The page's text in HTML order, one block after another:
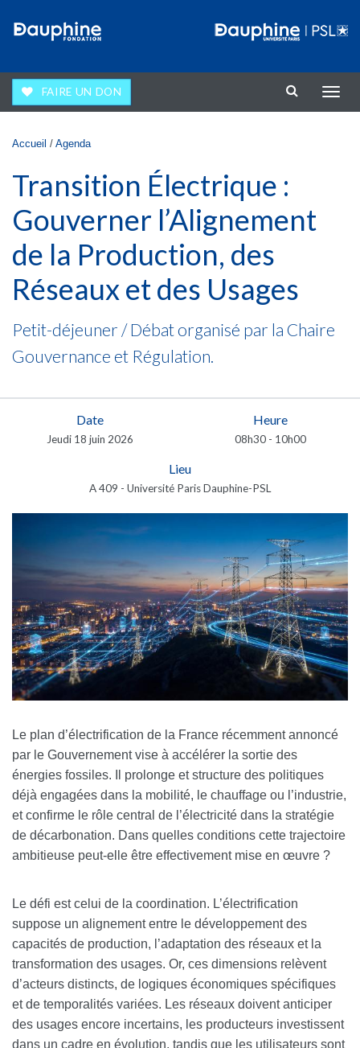
FAIRE UN DON
la
Vous êtes ici
Accueil / Agenda
Transition Électrique :
Gouverner l’Alignement
de la Production, des
Réseaux et des Usages
Petit-déjeuner / Débat organisé par la Chaire
Gouvernance et Régulation.
Date
Jeudi 18 juin 2026
Heure
08h30 - 10h00
Lieu
A 409 - Université Paris Dauphine-PSL
Le plan d’électrification de la France récemment annoncé
par le Gouvernement vise à accélérer la sortie des
énergies fossiles. Il prolonge et structure des politiques
déjà engagées dans la mobilité, le chauffage ou l’industrie,
et confirme le rôle central de l’électricité dans la stratégie
de décarbonation. Dans quelles conditions cette trajectoire
ambitieuse peut-elle être effectivement mise en œuvre ?
Le défi est celui de la coordination. L’électrification
suppose un alignement entre le développement des
capacités de production, l’adaptation des réseaux et la
transformation des usages. Or, ces dimensions relèvent
d’acteurs distincts, de logiques économiques spécifiques
et de temporalités variées. Les réseaux doivent anticiper
des usages encore incertains, les producteurs investissent
dans un cadre en évolution, tandis que les utilisateurs sont